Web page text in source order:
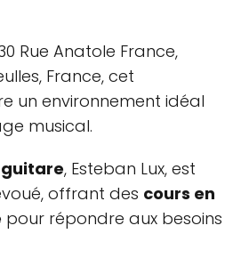
Rue Anatole France,
France, cet
un environnement idéal
musical.
, Esteban Lux, est
offrant des cours en
pour répondre aux besoins